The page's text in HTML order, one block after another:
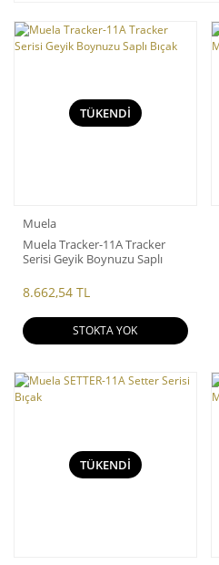
TÜKENDİ
Muela
Muela Tracker-11A Tracker
Serisi Geyik Boynuzu Saplı
8.662,54 TL
STOKTA YOK
TÜKENDİ